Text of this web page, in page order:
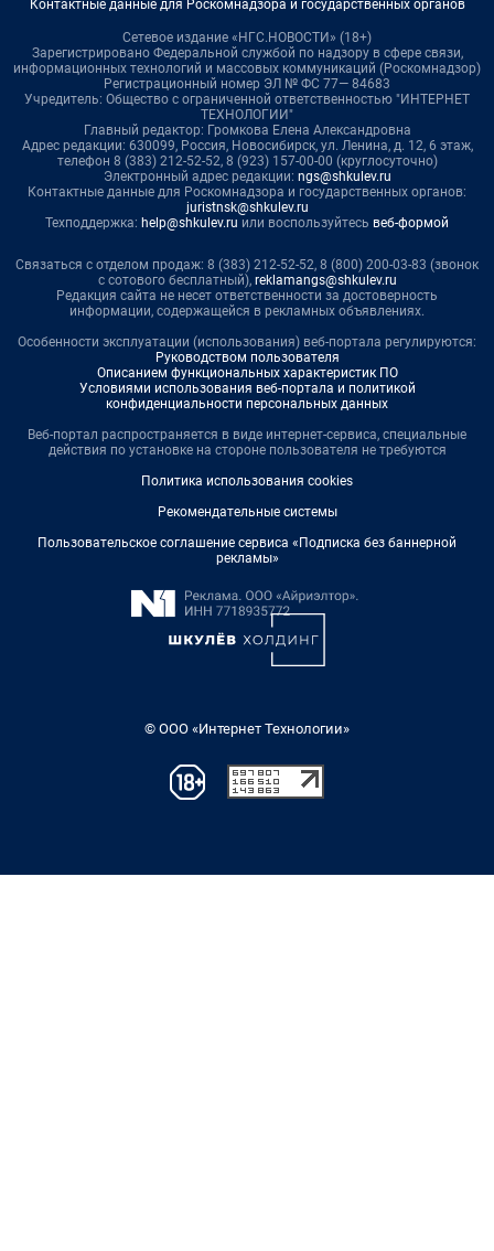
Контактные данные для Роскомнадзора и государственных органов
Сетевое издание «НГС.НОВОСТИ» (18+)
Зарегистрировано Федеральной службой по надзору в сфере связи,
информационных технологий и массовых коммуникаций (Роскомнадзор)
Регистрационный номер ЭЛ № ФС 77— 84683
Учредитель: Общество с ограниченной ответственностью "ИНТЕРНЕТ
ТЕХНОЛОГИИ"
Главный редактор: Громкова Елена Александровна
Адрес редакции: 630099, Россия, Новосибирск, ул. Ленина, д. 12, 6 этаж,
телефон 8 (383) 212-52-52, 8 (923) 157-00-00 (круглосуточно)
Электронный адрес редакции: ngs@shkulev.ru
Контактные данные для Роскомнадзора и государственных органов:
juristnsk@shkulev.ru
Техподдержка: help@shkulev.ru или воспользуйтесь веб-формой
Связаться с отделом продаж: 8 (383) 212-52-52, 8 (800) 200-03-83 (звонок
с сотового бесплатный), reklamangs@shkulev.ru
Редакция сайта не несет ответственности за достоверность
информации, содержащейся в рекламных объявлениях.
Особенности эксплуатации (использования) веб-портала регулируются:
Руководством пользователя
Описанием функциональных характеристик ПО
Условиями использования веб-портала и политикой
конфиденциальности персональных данных
Веб-портал распространяется в виде интернет-сервиса, специальные
действия по установке на стороне пользователя не требуются
Политика использования cookies
Рекомендательные системы
Пользовательское соглашение сервиса «Подписка без баннерной
рекламы»
© ООО «Интернет Технологии»